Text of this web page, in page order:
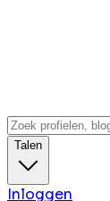
Talen
Inloggen